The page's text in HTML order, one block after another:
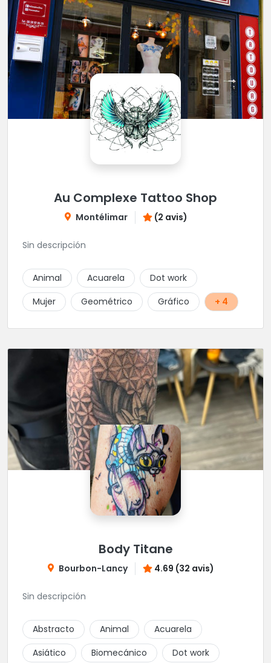
Au Complexe Tattoo Shop
Montélimar (2 avis)
Sin descripción
Animal Acuarela
Dot work
Mujer
Geométrico Gráfico + 4
Body Titane
Bourbon-Lancy 4.69 (32 avis)
Sin descripción
Abstracto Animal
Acuarela
Asiático
Biomecánico
Dot work